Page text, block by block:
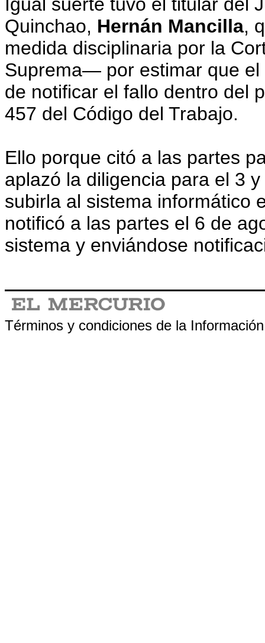
Quinchao, Hernán Mancilla,
medida disciplinaria por la
Suprema— por estimar que
de notificar el fallo dentro del
457 del Código del Trabajo.
Ello porque citó a las partes
aplazó la diligencia para el 3
subirla al sistema informático
notificó a las partes el 6 de
sistema y enviándose
Términos y condiciones de la